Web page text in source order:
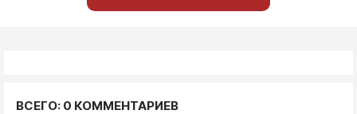
ВСЕГО: 0 КОММЕНТАРИЕВ